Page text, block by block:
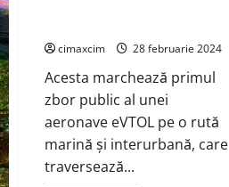
cimaxcim 28 februarie 2024
Acesta marchează primul
zbor public al unei
aeronave eVTOL pe o rută
marină și interurbană, care
traversează...